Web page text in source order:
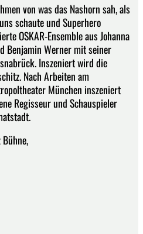
von was das Nashorn sah, als
schaute und Superhero
OSKAR-Ensemble aus Johanna
Benjamin Werner mit seiner
Inszeniert wird die
Nach Arbeiten am
München inszeniert
Regisseur und Schauspieler